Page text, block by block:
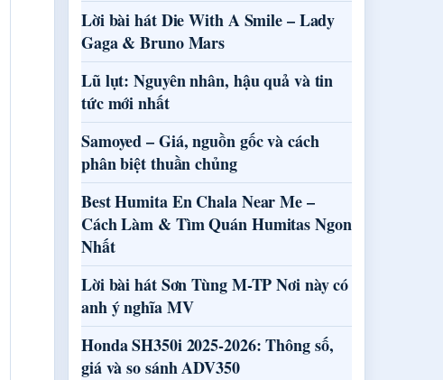
Lời bài hát Die With A Smile – Lady
Gaga & Bruno Mars
Lũ lụt: Nguyên nhân, hậu quả và tin
tức mới nhất
Samoyed – Giá, nguồn gốc và cách
phân biệt thuần chủng
Best Humita En Chala Near Me –
Cách Làm & Tìm Quán Humitas Ngon
Nhất
Lời bài hát Sơn Tùng M-TP Nơi này có
anh ý nghĩa MV
Honda SH350i 2025-2026: Thông số,
giá và so sánh ADV350